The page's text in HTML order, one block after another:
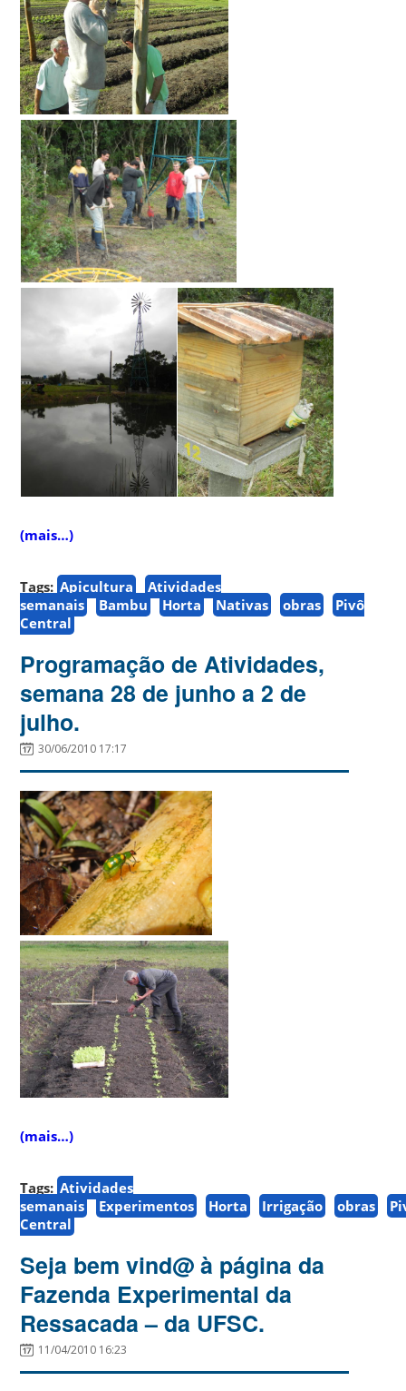
(mais…)
Tags: Apicultura
Atividades
semanais
Bambu Horta Nativas obras
Pivô
Central
Programação de Atividades,
semana 28 de junho a 2 de
julho.
30/06/2010 17:17
(mais…)
Tags: Atividades
semanais
Experimentos Horta Irrigação obras
Central
Seja bem vind@ à página da
Fazenda Experimental da
Ressacada – da UFSC.
11/04/2010 16:23